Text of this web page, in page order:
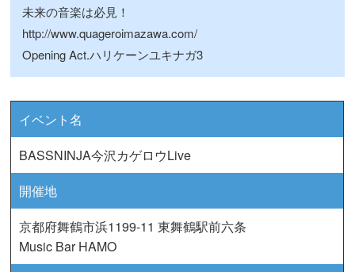
未来の音楽は必見！
http://www.quageroimazawa.com/
Opening Act.ハリケーンユキナガ3
イベント名
BASSNINJA今沢カゲロウLive
開催地
京都府舞鶴市浜1199-11 東舞鶴駅前六条
Music Bar HAMO